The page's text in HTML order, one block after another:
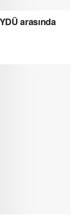
arasında